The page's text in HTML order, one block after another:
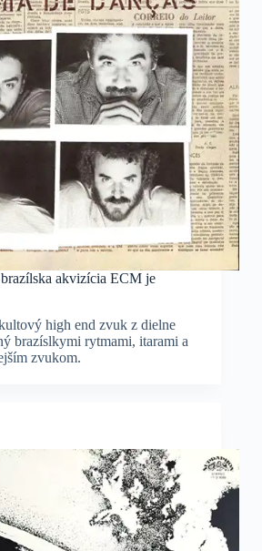
akvizícia ECM je
high end zvuk z dielne
brazíslkymi rytmami, itarami a
zvukom.